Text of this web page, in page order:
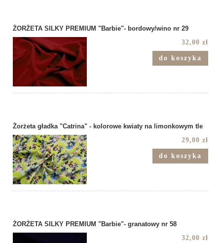
ŻORŻETA SILKY PREMIUM "Barbie"- bordowy/wino nr 29
32,00 zł
do koszyka
Żorżeta gładka "Catrina" - kolorowe kwiaty na limonkowym tle
29,00 zł
do koszyka
ŻORŻETA SILKY PREMIUM "Barbie"- granatowy nr 58
32,00 zł